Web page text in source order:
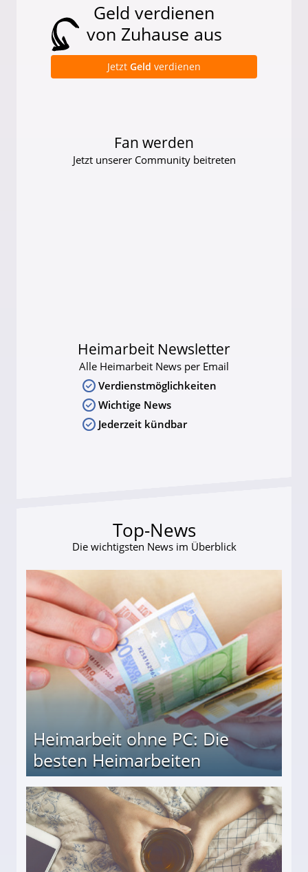
Geld verdienen
von Zuhause aus
Jetzt Geld verdienen
Fan werden
Jetzt unserer Community beitreten
Heimarbeit Newsletter
Alle Heimarbeit News per Email
Verdienstmöglichkeiten
Wichtige News
Jederzeit kündbar
Top-News
Die wichtigsten News im Überblick
Heimarbeit ohne PC: Die
besten Heimarbeiten